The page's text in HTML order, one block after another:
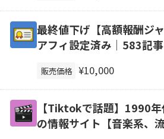
最終値下げ【高額報酬ジ
アフィ設定済み｜583記事
販売価格 ¥10,000
【Tiktokで話題】1990
の情報サイト【音楽系、